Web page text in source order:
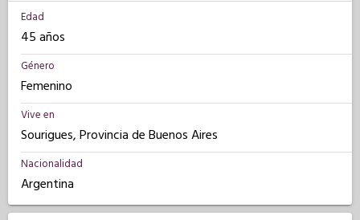
Edad
45 años
Género
Femenino
Vive en
Sourigues, Provincia de Buenos Aires
Nacionalidad
Argentina